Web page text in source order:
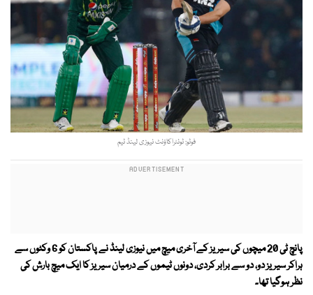
فوٹو: ٹوئٹراکاؤنٹ نیوزی لینڈ ٹیم
پانچ ٹی 20 میچوں کی سیریز کے آخری میچ میں نیوزی لینڈ نے پاکستان کو 6 وکٹوں سے
ہراکر سیریز دو، دو سے برابر کردی، دونوں ٹیموں کے درمیان سیریز کا ایک میچ بارش کی
نظر ہوگیا تھا۔